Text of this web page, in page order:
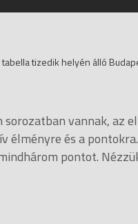
tizedik helyén álló
vannak, az
élményre és a
pontot.